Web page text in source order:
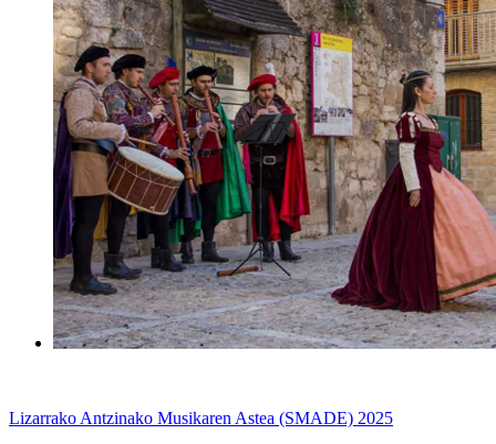
Lizarrako Antzinako Musikaren Astea (SMADE) 2025